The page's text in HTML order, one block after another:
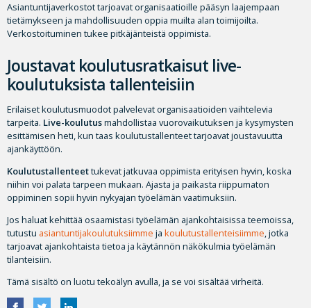
Asiantuntijaverkostot tarjoavat organisaatioille pääsyn laajempaan
tietämykseen ja mahdollisuuden oppia muilta alan toimijoilta.
Verkostoituminen tukee pitkäjänteistä oppimista.
Joustavat koulutusratkaisut live-
koulutuksista tallenteisiin
Erilaiset koulutusmuodot palvelevat organisaatioiden vaihtelevia
tarpeita. Live-koulutusmahdollistaa vuorovaikutuksen ja kysymysten
esittämisen heti, kun taas koulutustallenteet tarjoavat joustavuutta
ajankäyttöön.
Koulutustallenteettukevat jatkuvaa oppimista erityisen hyvin, koska
niihin voi palata tarpeen mukaan. Ajasta ja paikasta riippumaton
oppiminen sopii hyvin nykyajan työelämän vaatimuksiin.
Jos haluat kehittää osaamistasi työelämän ajankohtaisissa teemoissa,
tutustu asiantuntijakoulutuksiimme ja koulutustallenteisiimme, jotka
tarjoavat ajankohtaista tietoa ja käytännön näkökulmia työelämän
tilanteisiin.
Tämä sisältö on luotu tekoälyn avulla, ja se voi sisältää virheitä.